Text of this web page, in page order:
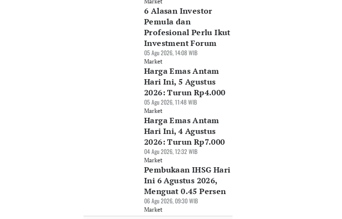
6 Alasan Investor
Pemula dan
Profesional Perlu Ikut
Investment Forum
05 Agu 2026, 14:08 WIB
Market
Harga Emas Antam
Hari Ini, 5 Agustus
2026: Turun Rp4.000
05 Agu 2026, 11:48 WIB
Market
Harga Emas Antam
Hari Ini, 4 Agustus
2026: Turun Rp7.000
04 Agu 2026, 12:32 WIB
Market
Pembukaan IHSG Hari
Ini 6 Agustus 2026,
Menguat 0.45 Persen
06 Agu 2026, 09:30 WIB
Market